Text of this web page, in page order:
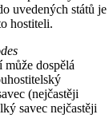
uvedených států je
hostiteli.
může dospělá
(nejčastěji
savec nejčastěji